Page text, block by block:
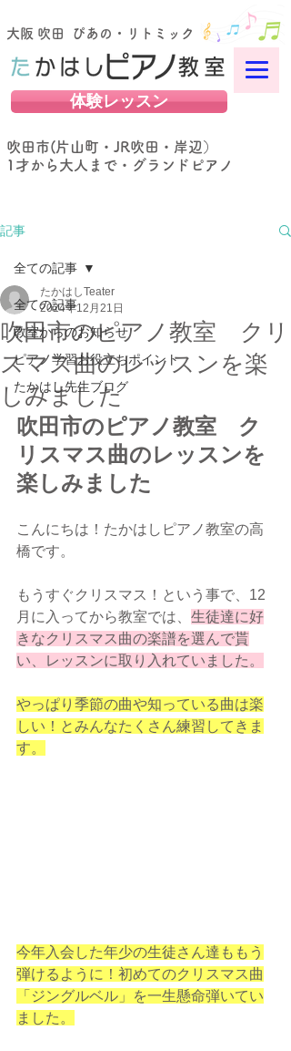
大阪 吹田 ぴあの・リトミック
体験レッスン
吹田市(片山町・JR吹田・岸辺）
​1才から大人まで・グランドピアノ
記事
全ての記事
教室からのお知らせ
ピアノ学習お役立ちポイント
たかはし先生ブログ
全ての記事
吹田市のピアノ教室 クリ
スマス曲のレッスンを楽
しみました
たかはしTeater
2024年12月21日
吹田市のピアノ教室　ク
リスマス曲のレッスンを
楽しみました
こんにちは！たかはしピアノ教室の高
橋です。
もうすぐクリスマス！という事で、12
月に入ってから教室では、 生徒達に好
きなクリスマス曲の楽譜を選んで貰
い、レッスンに取り入れていました。
やっぱり季節の曲や知っている曲は楽
しい！とみんなたくさん練習してきま
す。
今年入会した年少の生徒さん達ももう
弾けるように！初めてのクリスマス曲
「ジングルベル」を一生懸命弾いてい
ました。